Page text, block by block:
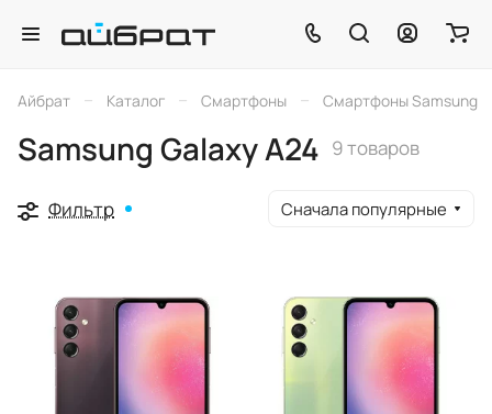
Айбрат – Каталог – Смартфоны – Смартфоны Samsung
Samsung Galaxy A24 9 товаров
Фильтр Сначала популярные